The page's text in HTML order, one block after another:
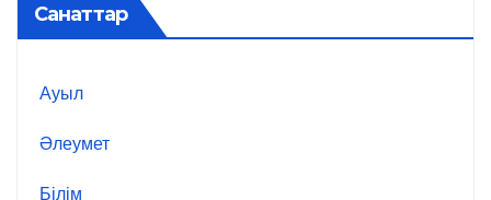
Санаттар
Ауыл
Әлеумет
Білім